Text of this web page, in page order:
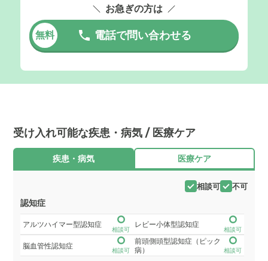
お急ぎの方は
無料 電話で問い合わせる
受け入れ可能な疾患・病気 / 医療ケア
疾患・病気 医療ケア
相談可 不可
認知症
アルツハイマー型認知症
相談可
レビー小体型認知症
相談可
脳血管性認知症
相談可
前頭側頭型認知症（ピック
病）
相談可